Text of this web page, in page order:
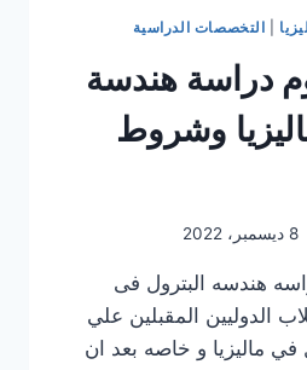
التخصصات الدراسية
دراسة هندسة
وشروط
8 ديسمبر، 2022
هندسه البترول فى
الدوليين المقبلين علي
ماليزيا و خاصه بعد ان